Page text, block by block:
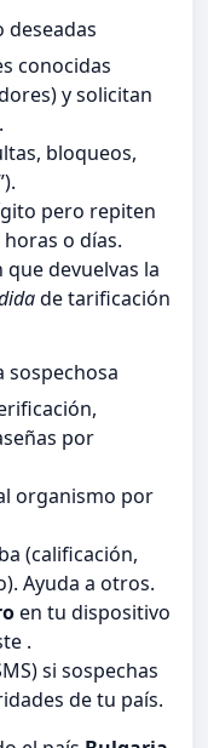
deseadas
conocidas
y solicitan
bloqueos,
pero repiten
o días.
que devuelvas la
de tarificación
sospechosa
por
organismo por
(calificación,
Ayuda a otros.
en tu dispositivo
.
si sospechas
de tu país.